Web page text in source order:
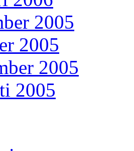
2005
2005
2005
2005